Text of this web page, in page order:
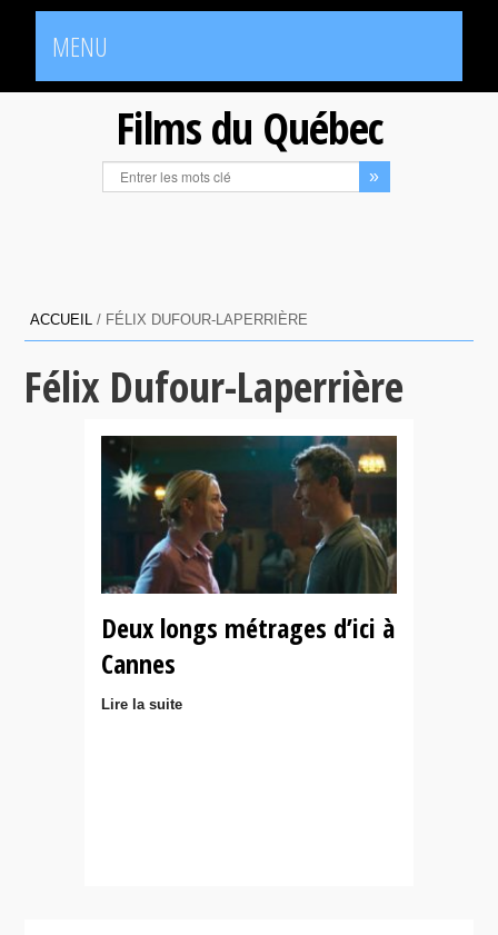
MENU
Films du Québec
ACCUEIL / FÉLIX DUFOUR-LAPERRIÈRE
Félix Dufour-Laperrière
Deux longs métrages d’ici à
Cannes
Lire la suite